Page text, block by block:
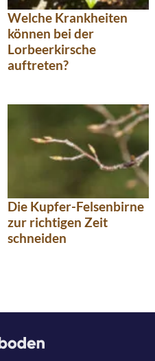
Welche Krankheiten
können bei der
Lorbeerkirsche
auftreten?
Die Kupfer-Felsenbirne
zur richtigen Zeit
schneiden